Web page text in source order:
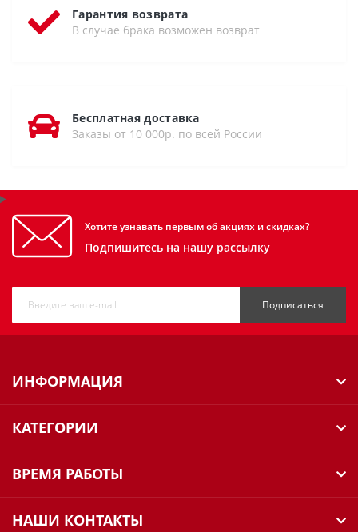
Гарантия возврата
В случае брака возможен возврат
Бесплатная доставка
Заказы от 10 000р. по всей России
Хотите узнавать первым об акциях и скидках?
Подпишитесь на нашу рассылку
Подписаться
ИНФОРМАЦИЯ
КАТЕГОРИИ
ВРЕМЯ РАБОТЫ
НАШИ КОНТАКТЫ